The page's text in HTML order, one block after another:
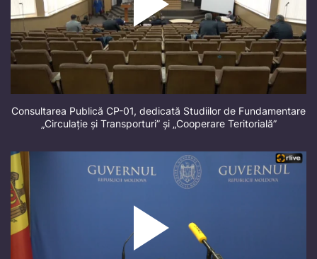
Consultarea Publică CP-01, dedicată Studiilor de Fundamentare
„Circulație și Transporturi” și „Cooperare Teritorială”